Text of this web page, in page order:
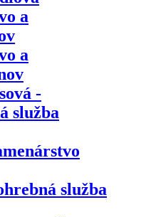
a
a
-
služba
služba